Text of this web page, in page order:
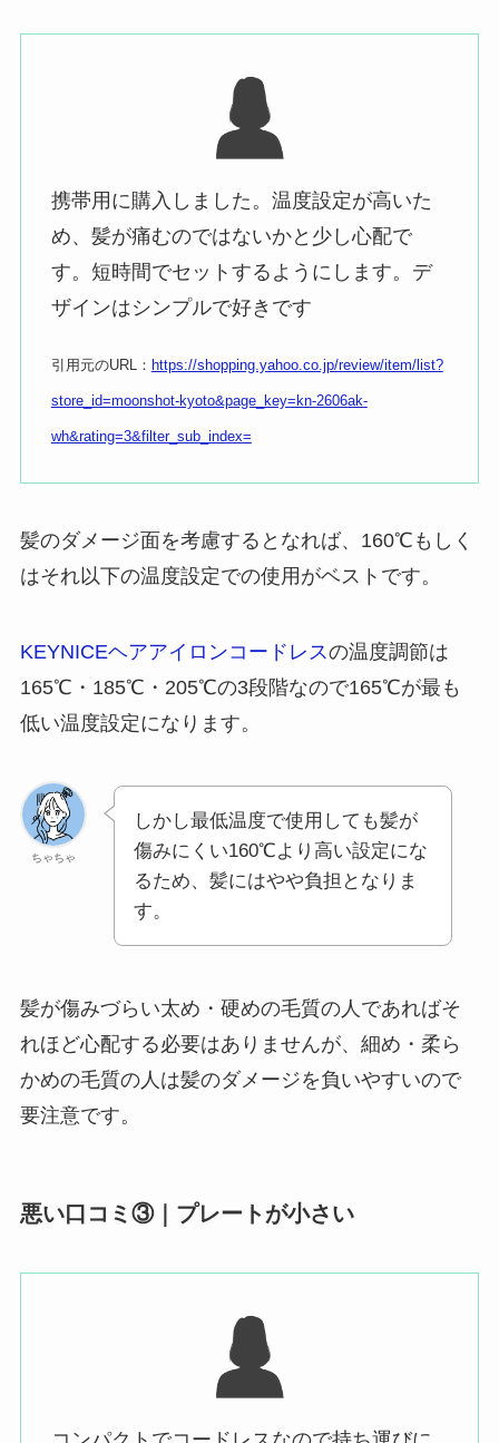
携帯用に購入しました。温度設定が高いた
め、髪が痛むのではないかと少し心配で
す。短時間でセットするようにします。デ
ザインはシンプルで好きです
引用元のURL： https://shopping.yahoo.co.jp/review/item/list?
store_id=moonshot-kyoto&page_key=kn-2606ak-
wh&rating=3&filter_sub_index=
髪のダメージ面を考慮するとなれば、160℃もしく
はそれ以下の温度設定での使用がベストです。
KEYNICEヘアアイロンコードレスの温度調節は
165℃・185℃・205℃の3段階なので165℃が最も
低い温度設定になります。
ちゃちゃ
しかし最低温度で使用しても髪が
傷みにくい160℃より高い設定にな
るため、髪にはやや負担となりま
す。
髪が傷みづらい太め・硬めの毛質の人であればそ
れほど心配する必要はありませんが、細め・柔ら
かめの毛質の人は髪のダメージを負いやすいので
要注意です。
悪い口コミ③｜プレートが小さい